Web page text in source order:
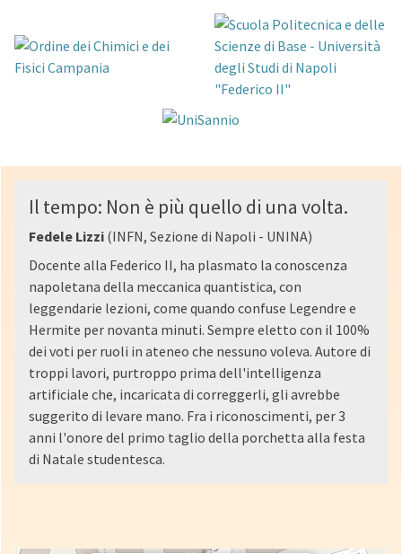
Il tempo: Non è più quello di una volta.
Fedele Lizzi (INFN, Sezione di Napoli - UNINA)
Docente alla Federico II, ha plasmato la conoscenza
napoletana della meccanica quantistica, con
leggendarie lezioni, come quando confuse Legendre e
Hermite per novanta minuti. Sempre eletto con il 100%
dei voti per ruoli in ateneo che nessuno voleva. Autore di
troppi lavori, purtroppo prima dell'intelligenza
artificiale che, incaricata di correggerli, gli avrebbe
suggerito di levare mano. Fra i riconoscimenti, per 3
anni l'onore del primo taglio della porchetta alla festa
di Natale studentesca.